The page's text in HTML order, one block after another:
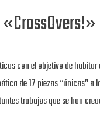
con el objetivo de
de 17 piezas “únicas” a
trabajos que se han